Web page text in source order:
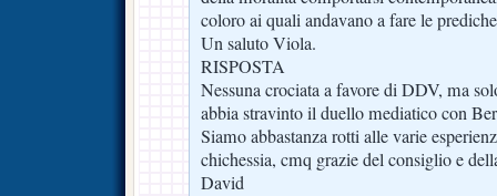
coloro ai quali andavano a fare le
Un saluto Viola.
RISPOSTA
Nessuna crociata a favore di DDV, ma
abbia stravinto il duello mediatico con
Siamo abbastanza rotti alle varie
chichessia, cmq grazie del consiglio e
David